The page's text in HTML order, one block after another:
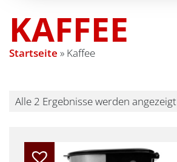
KAFFEE
Startseite » Kaffee
Alle 2 Ergebnisse werden angezeigt